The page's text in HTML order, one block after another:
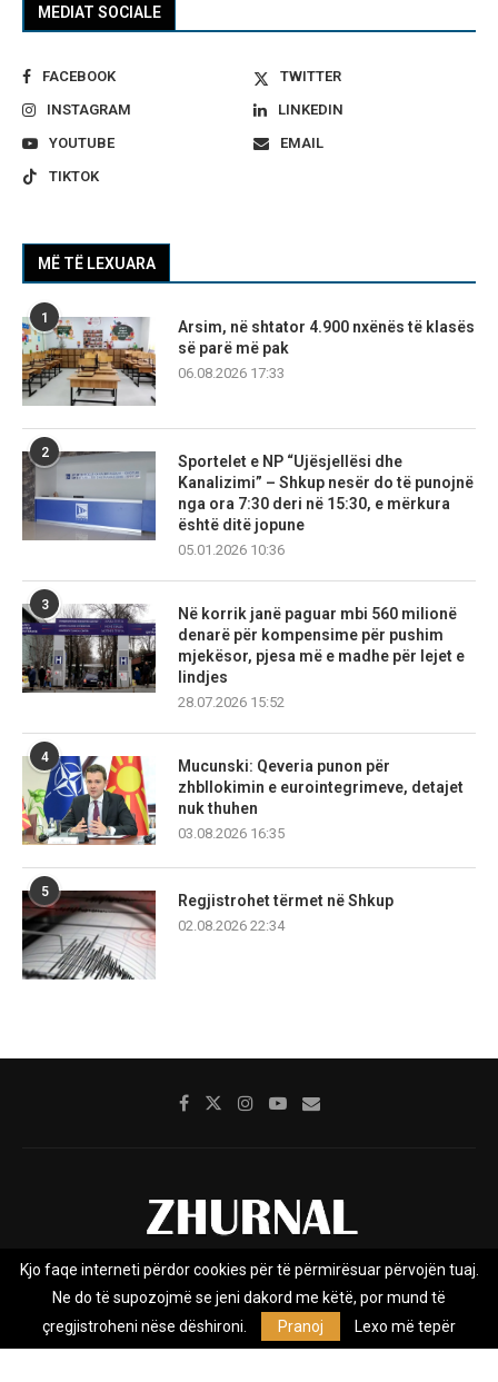
MEDIAT SOCIALE
FACEBOOK
TWITTER
INSTAGRAM
LINKEDIN
YOUTUBE
EMAIL
TIKTOK
MË TË LEXUARA
1
Arsim, në shtator 4.900 nxënës të klasës
së parë më pak
06.08.2026 17:33
2
Sportelet e NP “Ujësjellësi dhe
Kanalizimi” – Shkup nesër do të punojnë
nga ora 7:30 deri në 15:30, e mërkura
është ditë jopune
05.01.2026 10:36
3
Në korrik janë paguar mbi 560 milionë
denarë për kompensime për pushim
mjekësor, pjesa më e madhe për lejet e
lindjes
28.07.2026 15:52
4
Mucunski: Qeveria punon për
zhbllokimin e eurointegrimeve, detajet
nuk thuhen
03.08.2026 16:35
5
Regjistrohet tërmet në Shkup
02.08.2026 22:34
Rreth nesh Impresumi Marketing
Privacy Policy
Zhurnal.mk është Agjenci e Lajmeve e pavarur, e themeluar në vitin
Kjo faqe interneti përdor cookies për të përmirësuar përvojën tuaj.
Ne do të supozojmë se jeni dakord me këtë, por mund të
çregjistroheni nëse dëshironi.
Pranoj Lexo më tepër